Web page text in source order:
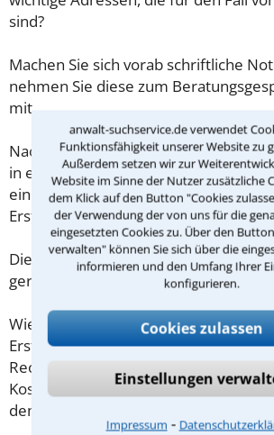
anwalt-suchservice.de verwendet
Funktionsfähigkeit unserer Website zu
Außerdem setzen wir zur
Website im Sinne der Nutzer zusätzliche
dem Klick auf den Button "Cookies
der Verwendung der von uns für die
eingesetzten Cookies zu. Über den
verwalten" können Sie sich über die
informieren und den Umfang Ihrer
konfigurieren.
Cookies zulassen
Einstellungen
Impressum ⁃
sind?
Machen Sie sich vorab schriftliche
nehmen Sie diese zum
mit.
Nachdem Sie über das
in einer Kanzlei angefordert haben,
eine Checkliste zur Verfügung, mit
Erstgespräch ausreichend
Die Kosten eines Anwalts für Unfall
geringer als gedacht!
Wieviel ein Rechtsanwalt in Neuss
Erstberatung verlangen darf, ist in
Rechtsanwaltsvergütungsgesetz
Kosten für das erste
demnach maximal 190,00 € zzgl. MwSt.